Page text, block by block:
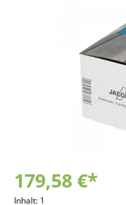
179,58 €*
Inhalt: 1